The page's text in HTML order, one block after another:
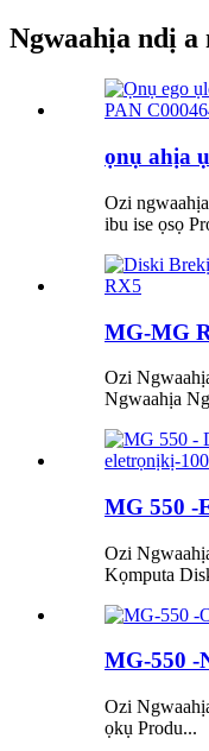
Ngwaahịa ndị a
ọnụ ahịa
Ozi
ibu ise ọsọ
MG-MG
Ozi
Ngwaahịa
MG 550 -
Ozi
Kọmputa
MG-550 -
Ozi
ọkụ Produ...